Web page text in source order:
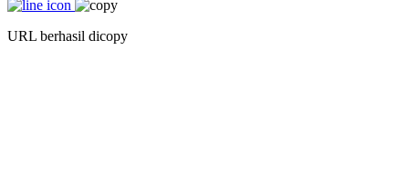
URL berhasil dicopy